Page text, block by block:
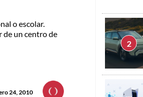
o escolar.
de un centro de
24, 2010